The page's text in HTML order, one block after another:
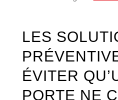
LES
ÉVITER
PORTE NE